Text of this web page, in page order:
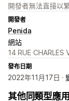
開發者無法直接以
開發者
Penida
網站
14 RUE CHARLES
發布日期
2022年11月17日 ·
其他同類型應